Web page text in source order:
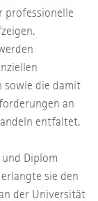
professionelle
sowie die damit
an
entfaltet.
Diplom
sie den
der Universität